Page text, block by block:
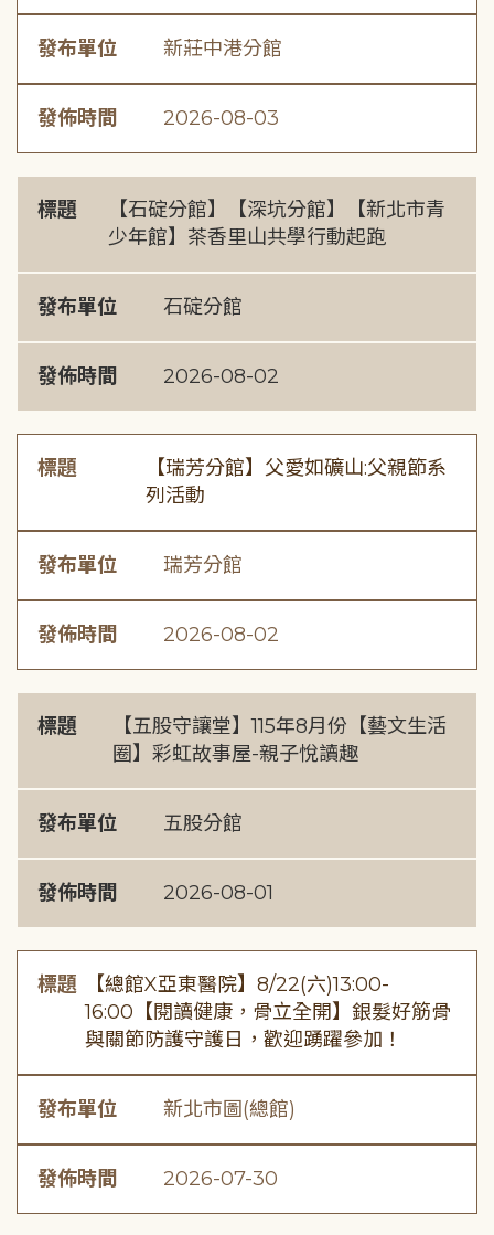
發布單位 新莊中港分館
發佈時間 2026-08-03
標題
【石碇分館】【深坑分館】【新北市青
少年館】茶香里山共學行動起跑
發布單位 石碇分館
發佈時間 2026-08-02
標題
【瑞芳分館】父愛如礦山:父親節系
列活動
發布單位 瑞芳分館
發佈時間 2026-08-02
標題
【五股守讓堂】115年8月份【藝文生活
圈】彩虹故事屋-親子悅讀趣
發布單位 五股分館
發佈時間 2026-08-01
標題
【總館X亞東醫院】8/22(六)13:00-
16:00【閱讀健康，骨立全開】銀髮好筋骨
與關節防護守護日，歡迎踴躍參加！
發布單位 新北市圖(總館)
發佈時間 2026-07-30